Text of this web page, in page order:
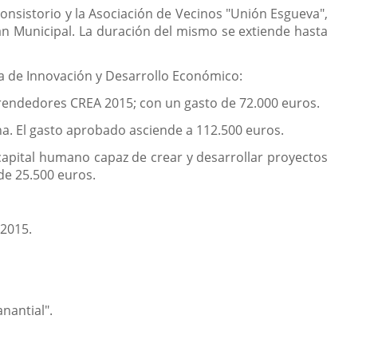
y la Asociación de Vecinos "Unión Esgueva",
Municipal. La duración del mismo se extiende hasta
de Innovación y Desarrollo Económico:
CREA 2015; con un gasto de 72.000 euros.
El gasto aprobado asciende a 112.500 euros.
humano capaz de crear y desarrollar proyectos
25.500 euros.